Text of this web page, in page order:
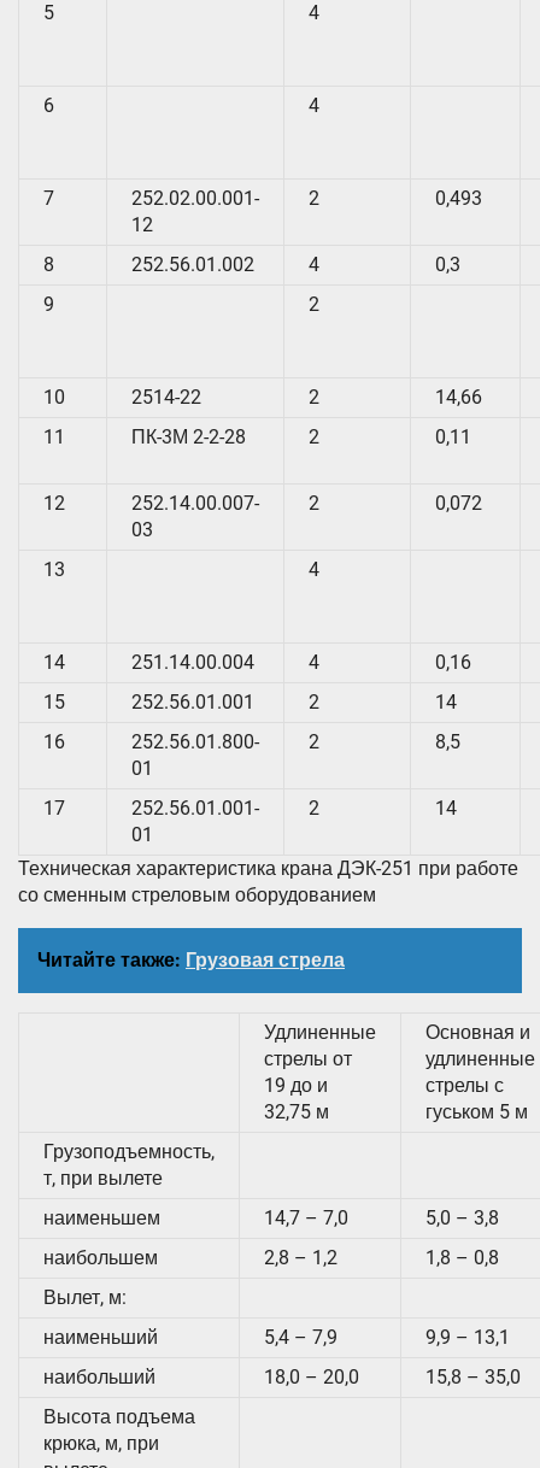
5
4
6 4
7
252.02.00.001-
12
2 0,493
8 252.56.01.002 4
0,3
9
2
10 2514-22 2
14,66
11
ПК-3М 2-2-28 2 0,11
12
252.14.00.007-
03
2 0,072
13 4
14 251.14.00.004 4
0,16
15
252.56.01.001 2
14
16
252.56.01.800-
01
2 8,5
17
252.56.01.001-
01
2 14
Техническая характеристика крана ДЭК-251 при работе
со сменным стреловым оборудованием
Читайте также: Грузовая стрела
Удлиненные
стрелы от
19 до и
32,75 м
Основная и
удлиненные
стрелы с
гуськом 5 м
Грузоподъемность,
т, при вылете
наименьшем
14,7 – 7,0
5,0 – 3,8
наибольшем
2,8 – 1,2
1,8 – 0,8
Вылет, м:
наименьший
5,4 – 7,9
9,9 – 13,1
наибольший
18,0 – 20,0
15,8 – 35,0
Высота подъема
крюка, м, при